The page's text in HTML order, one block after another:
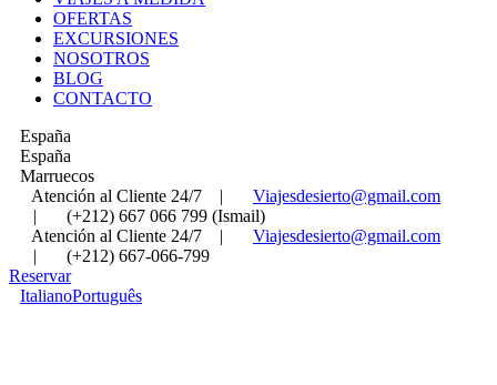
OFERTAS
EXCURSIONES
NOSOTROS
BLOG
CONTACTO
España
España
Marruecos
Atención al Cliente 24/7
|
Viajesdesierto@gmail.com
|
(+212) 667 066 799 (Ismail)
Atención al Cliente 24/7
|
Viajesdesierto@gmail.com
|
(+212) 667-066-799
Reservar
ItalianoPortuguês